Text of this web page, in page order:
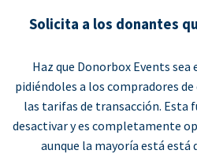
Solicita a los donantes
Haz que Donorbox Events
pidiéndoles a los compradores
las tarifas de transacción. Esta
desactivar y es completamente
aunque la mayoría está está